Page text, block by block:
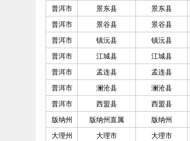
普洱市
景东县 景东县
普洱市
景谷县 景谷县
普洱市
镇沅县 镇沅县
普洱市
江城县 江城县
普洱市
孟连县 孟连县
普洱市
澜沧县 澜沧县
普洱市
西盟县 西盟县
版纳州
版纳州直属 版纳州
大理州
大理市 大理市